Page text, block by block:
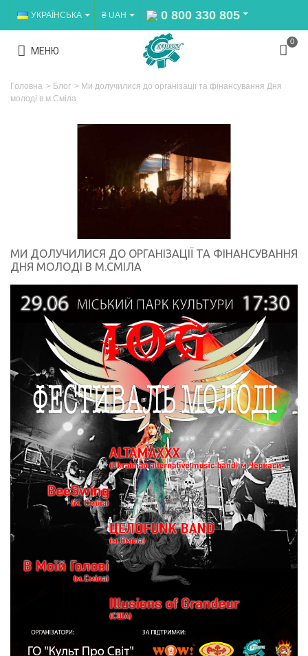
УКРАЇНСЬКА ₴ UAH 0 800 330 805
МЕНЮ
0
Головна > Блог > Ми долучилися до організації та фінансування Дня
молоді в м.Сміла
МИ ДОЛУЧИЛИСЯ ДО ОРГАНІЗАЦІЇ ТА ФІНАНСУВАННЯ
ДНЯ МОЛОДІ В М.СМІЛА